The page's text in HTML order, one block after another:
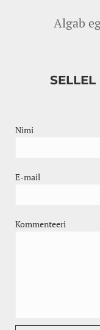
Algab
Nimi
E-mail
Kommenteeri